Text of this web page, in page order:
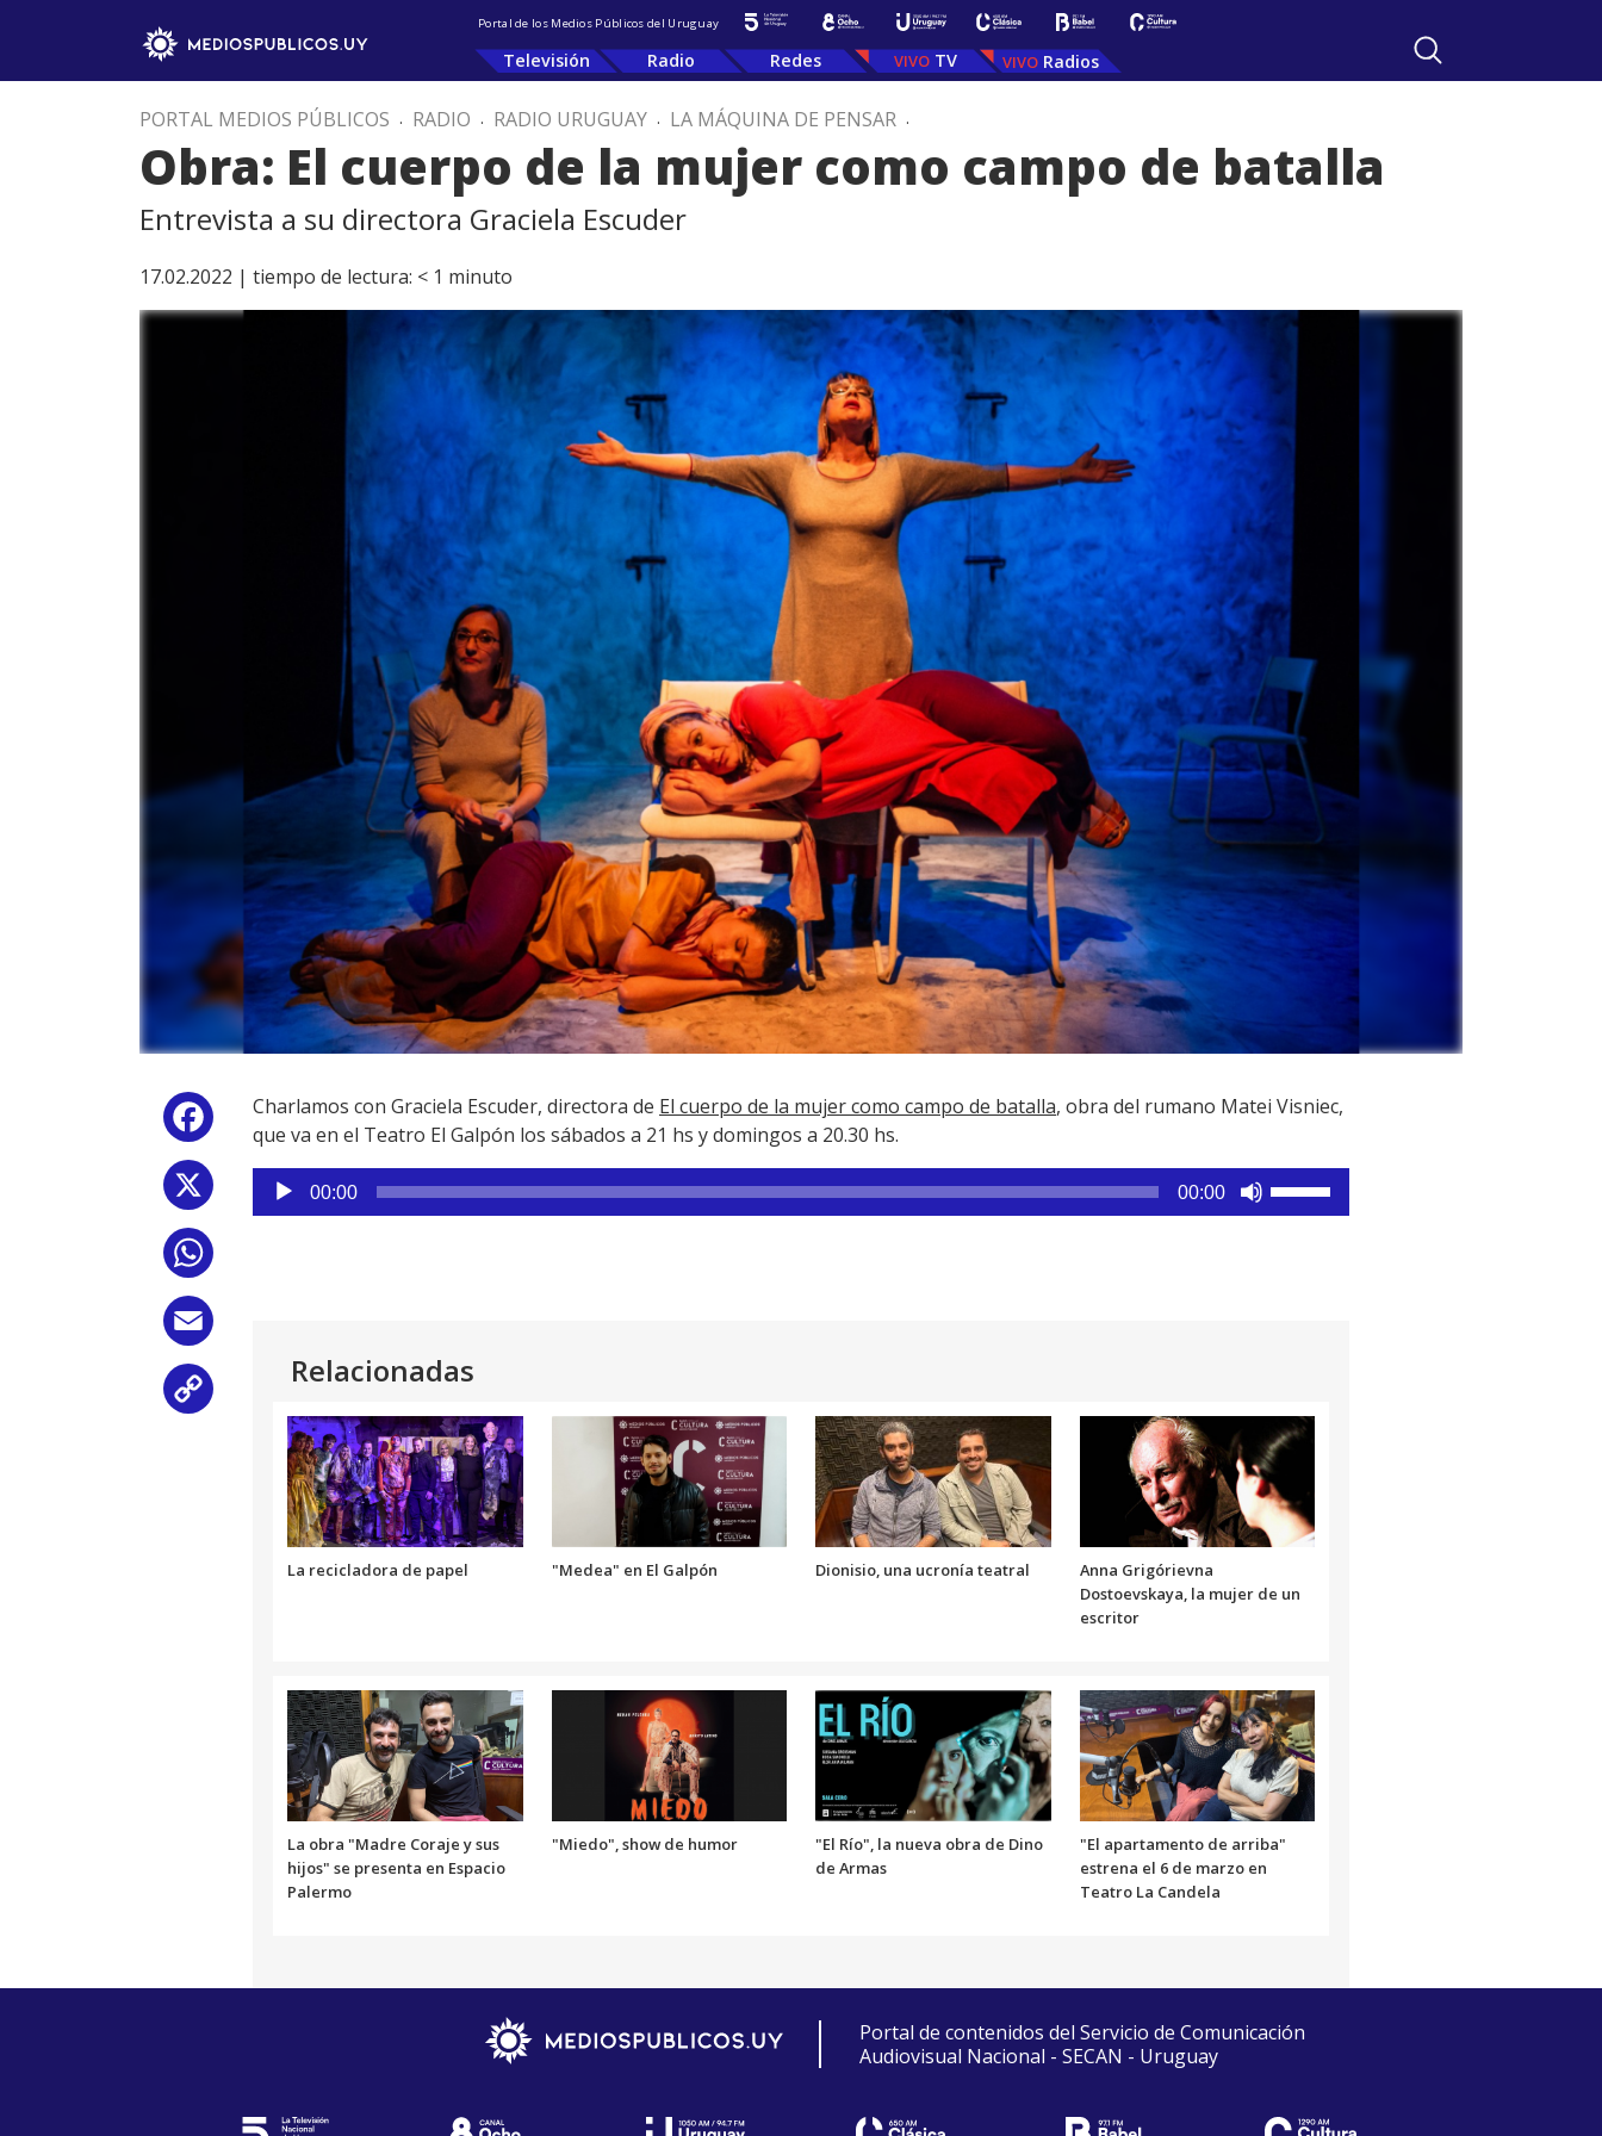
Portal de los Medios Públicos del Uruguay
Televisión Radio Redes TV Radios
PORTAL MEDIOS PÚBLICOS . RADIO . RADIO URUGUAY . LA MÁQUINA DE PENSAR .
Obra: El cuerpo de la mujer como campo de batalla
Entrevista a su directora Graciela Escuder
17.02.2022 | tiempo de lectura: < 1 minuto
Facebook
Charlamos con Graciela Escuder, directora de El cuerpo de la mujer como campo de batalla, obra del rumano Matei Visniec,
que va en el Teatro El Galpón los sábados a 21 hs y domingos a 20.30 hs.
Reproductor
de
00:00 00:00
disminuir
el
volumen.
Relacionadas
La recicladora de papel "Medea" en El Galpón Dionisio, una ucronía teatral
Anna Grigórievna
Dostoevskaya, la mujer de un
escritor
La obra "Madre Coraje y sus
hijos" se presenta en Espacio
Palermo
"Miedo", show de humor
"El Río", la nueva obra de Dino
de Armas
"El apartamento de arriba"
estrena el 6 de marzo en
Teatro La Candela
Portal de contenidos del Servicio de Comunicación
Audiovisual Nacional - SECAN - Uruguay